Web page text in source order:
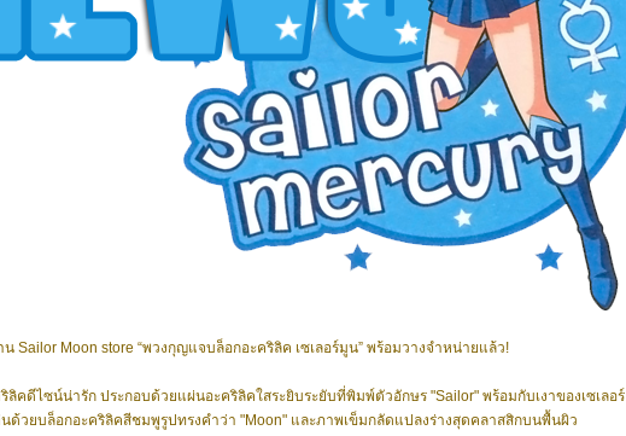
Sailor Moon store “พวงกุญแจบล็อกอะคริลิค เซเลอร์มูน” พร้อมวางจำหน่ายแล้ว!
คดีไซน์น่ารัก ประกอบด้วยแผ่นอะคริลิคใสระยิบระยับที่พิมพ์ตัวอักษร "Sailor" พร้อมกับเงาของเซเลอร์
ด้วยบล็อกอะคริลิคสีชมพูรูปทรงคำว่า "Moon" และภาพเข็มกลัดแปลงร่างสุดคลาสสิกบนพื้นผิว